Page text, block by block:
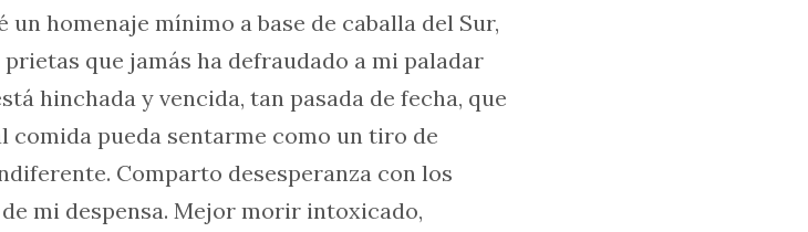
un homenaje mínimo a base de caballa del Sur,
que jamás ha defraudado a mi paladar
hinchada y vencida, tan pasada de fecha, que
comida pueda sentarme como un tiro de
Comparto desesperanza con los
mi despensa. Mejor morir intoxicado,